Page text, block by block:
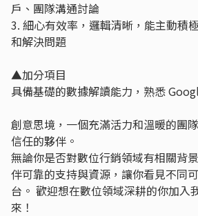
戶、團隊溝通討論
3. 細心有效率，邏輯清晰，能主動積
和解決問題
▲加分項目
具備基礎的數據解讀能力，熟悉
創意思境，一個充滿活力和溫暖的團
信任的夥伴。
無論你是否對數位行銷領域有相關背
伴可靠的支持與資源，讓你看見不同
台。 歡迎想在數位領域深耕的你加入
來！